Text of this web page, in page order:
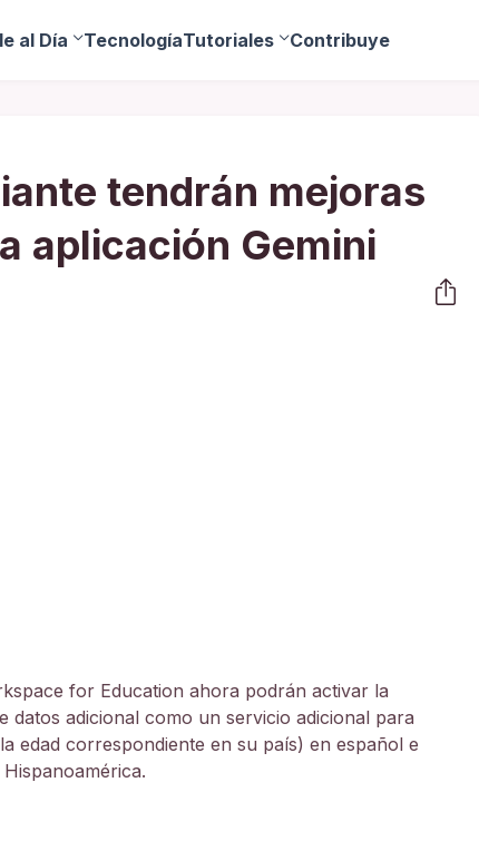
al Día TecnologíaTutoriales Contribuye
tendrán mejoras
aplicación Gemini
for Education ahora podrán activar la
datos adicional como un servicio adicional para
edad correspondiente en su país) en español e